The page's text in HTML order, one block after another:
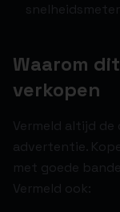
Waarom
verkopen
Vermeld altijd
advertentie.
met goede
Vermeld ook: